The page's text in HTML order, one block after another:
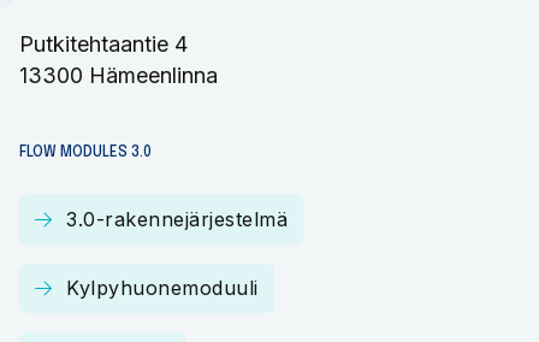
Putkitehtaantie 4
13300 Hämeenlinna​
FLOW MODULES 3.0
3.0-rakennejärjestelmä
Kylpyhuonemoduuli